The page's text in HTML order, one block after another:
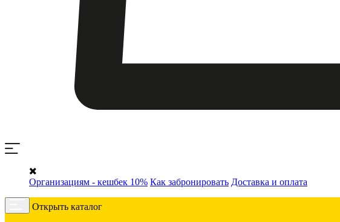
Организациям - кешбек 10% Как забронировать Доставка и оплата
Открыть каталог